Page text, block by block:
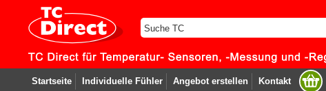
Startseite Individuelle Fühler Angebot erstellen Kontakt